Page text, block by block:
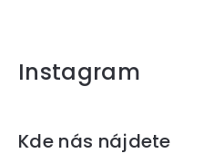
Instagram
Zápätie
Kde nás nájdete